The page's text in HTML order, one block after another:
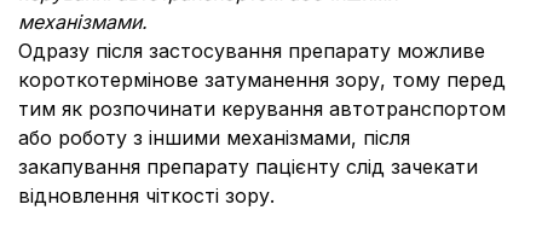
механізмами.
Одразу після застосування препарату можливе
короткотермінове затуманення зору, тому перед
тим як розпочинати керування автотранспортом
або роботу з іншими механізмами, після
закапування препарату пацієнту слід зачекати
відновлення чіткості зору.